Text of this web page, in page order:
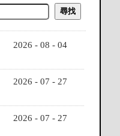
2026 - 08 - 04
2026 - 07 - 27
2026 - 07 - 27